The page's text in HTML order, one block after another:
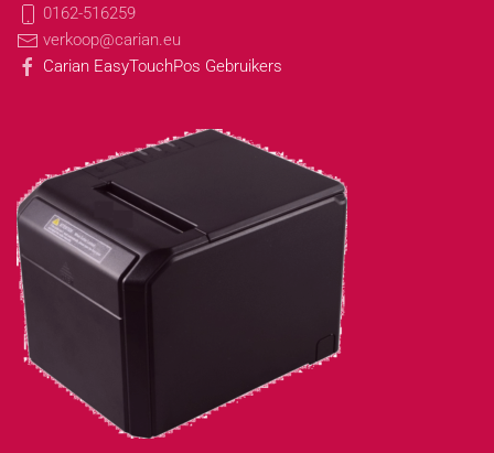
0162-516259
verkoop@carian.eu
Carian EasyTouchPos Gebruikers